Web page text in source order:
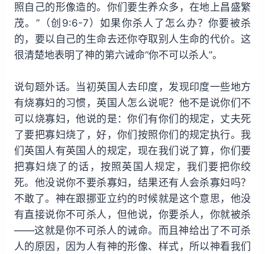
照自己的形像造的。你们要生养众多，在地上昌盛繁
茂。”（创9:6-7）如果你杀人了怎么办？你要被杀
的，要以自己的生命去还你夺取别人生命的代价。这
很清楚地表明了神的第六诫命“你不可以杀人”。
说句题外话。当初英国人去印度，发现印度一些地方
有烧寡妇的习惯，英国人怎么说呢？他不是说你们不
可以烧寡妇，他说的是：你们有你们的规定，丈夫死
了要把寡妇烧了，好，你们按照你们的规定执行。我
们英国人有英国人的规定，现在我们说了算，你们要
把寡妇烧了的话，按照英国人规定，我们要把你绞
死。他没说你不要杀寡妇，结果还有人会杀寡妇吗？
不敢了。神在跟挪亚立约的时候就是这个意思，他没
有直接说你不可杀人，但他说，你要杀人，你就被杀
——这就是你不可杀人的诫命。而且神给出了不可杀
人的原因，因为人有神的形像、样式，所以神看我们